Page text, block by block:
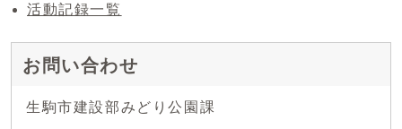
活動記録一覧
お問い合わせ
生駒市建設部みどり公園課